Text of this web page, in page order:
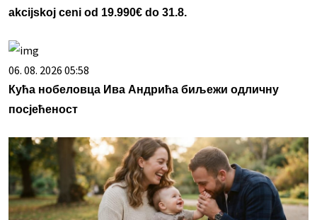
akcijskoj ceni od 19.990€ do 31.8.
06. 08. 2026 05:58
Кућа нобеловца Ива Андрића биљежи одличну
посјећеност